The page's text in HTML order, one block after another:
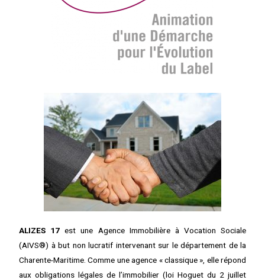
ALIZES 17 est une Agence Immobilière à Vocation Sociale
(AIVS®) à but non lucratif intervenant sur le département de la
Charente-Maritime. Comme une agence « classique », elle répond
aux obligations légales de l’immobilier (loi Hoguet du 2 juillet